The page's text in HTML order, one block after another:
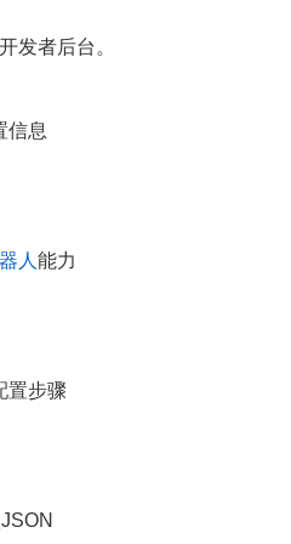
发者后台。
信息
人 能力
置步骤